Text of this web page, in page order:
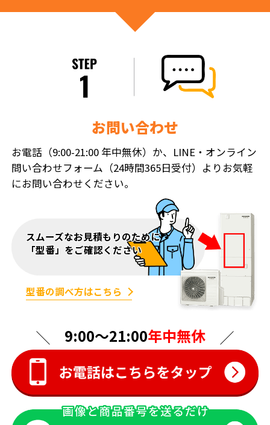
お問い合わせ
お電話（9:00-21:00 年中無休）か、LINE・オンライン
問い合わせフォーム（24時間365日受付）よりお気軽
にお問い合わせください。
スムーズなお見積もりのために
「型番」をご確認ください
型番の調べ方はこちら
9:00〜21:00年中無休